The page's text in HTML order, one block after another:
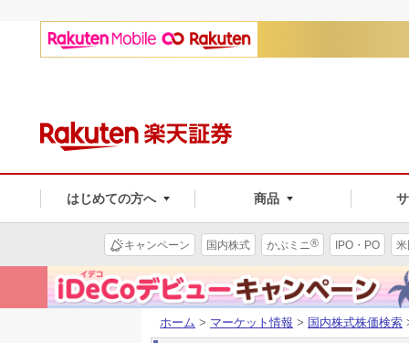
はじめての方へ 商品
キャンペーン 国内株式 かぶミニ® IPO・PO
ホーム > マーケット情報 > 国内株式株価検索